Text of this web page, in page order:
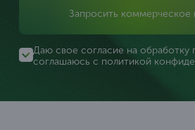
Запросить коммерческое
Даю свое согласие на обработку
соглашаюсь с политикой